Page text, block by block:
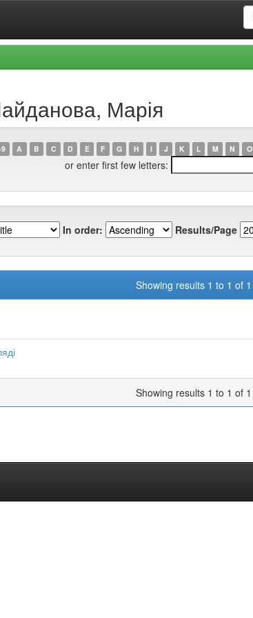
Марія
A B C D E F G H I J K L M N O
or enter first few letters:
In order: Results/Page
Showing results 1 to 1 of 1
Showing results 1 to 1 of 1